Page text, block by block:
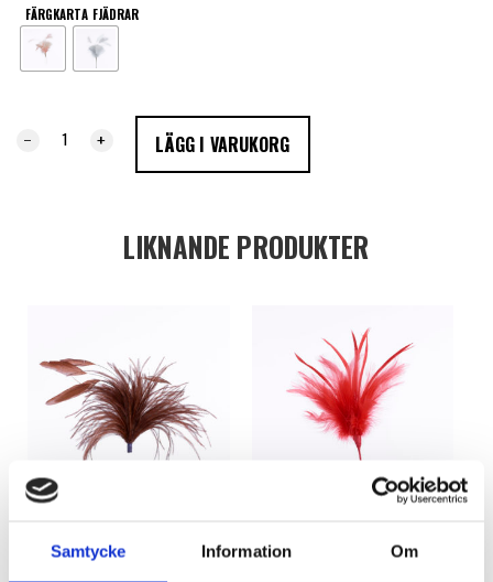
Samtycke Information Om
FÄRGKARTA FJÄDRAR
- + LÄGG I VARUKORG
LIKNANDE PRODUKTER
FJÄDERDEKORATION – FJD012 FJÄDERDEKORATION – FJD011